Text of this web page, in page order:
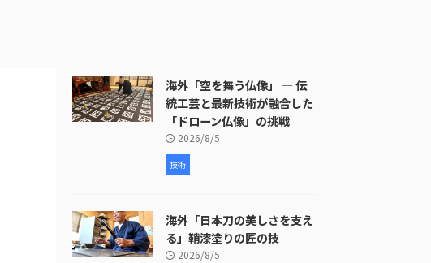
海外「空を舞う仏像」 ― 伝
統工芸と最新技術が融合した
「ドローン仏像」の挑戦
2026/8/5
技術
海外「日本刀の美しさを支え
る」鞘漆塗りの匠の技
2026/8/5